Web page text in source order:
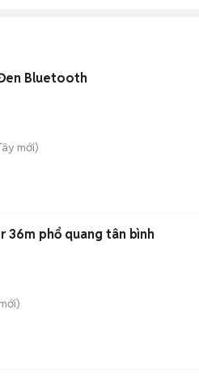
Bluetooth
mới)
phổ quang tân bình
mới)